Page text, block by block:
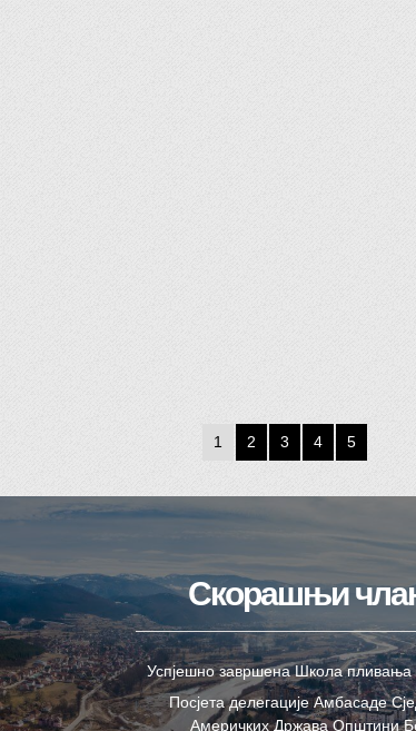
1 2 3 4 5
Скорашњи
Успјешно завршена Школа
Посјета делегације Амбасаде
Америчких Држава Општини